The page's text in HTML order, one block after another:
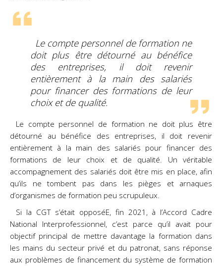
Le compte personnel de formation ne
doit plus être détourné au bénéfice
des entreprises, il doit revenir
entièrement à la main des salariés
pour financer des formations de leur
choix et de qualité.
Le compte personnel de formation ne doit plus être
détourné au bénéfice des entreprises, il doit revenir
entièrement à la main des salariés pour financer des
formations de leur choix et de qualité. Un véritable
accompagnement des salariés doit être mis en place, afin
qu’ils ne tombent pas dans les pièges et arnaques
d’organismes de formation peu scrupuleux.
Si la CGT s’était opposéE, fin 2021, à l’Accord Cadre
National Interprofessionnel, c’est parce qu’il avait pour
objectif principal de mettre davantage la formation dans
les mains du secteur privé et du patronat, sans réponse
aux problèmes de financement du système de formation